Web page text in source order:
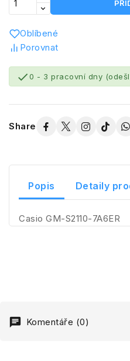
Oblíbené
Porovnat
0 - 3 pracovní dny
Share
Popis Detaily
Casio GM-S2110-7A6ER
Komentáře (0)